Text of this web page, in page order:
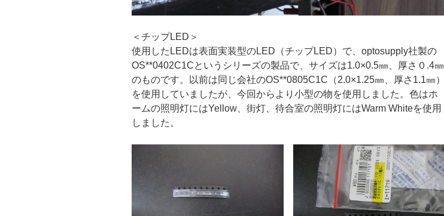
＜チップLED＞
使用したLEDは表面実装型のLED（チップLED）で、optosupply社製の
OS**0402C1Cというシリーズの製品で、サイズは1.0×0.5㎜、厚さ０.4㎜
のものです。以前は同じ会社のOS**0805C1C（2.0×1.25㎜、厚さ1.1㎜）
を使用していましたが、今回からより小型の物を使用しました。色はホ
ームの照明灯にはYellow、街灯、待合室の照明灯にはWarm Whiteを使用
しました。